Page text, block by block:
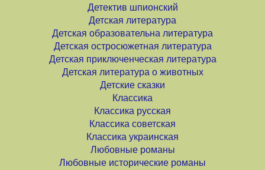
Детектив шпионский
Детская литература
Детская образовательна литература
Детская остросюжетная литература
Детская приключенческая литература
Детская литература о животных
Детские сказки
Классика
Классика русская
Классика советская
Классика украинская
Любовные романы
Любовные исторические романы